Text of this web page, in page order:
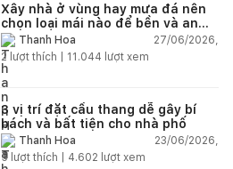
Xây nhà ở vùng hay mưa đá nên
chọn loại mái nào để bền và an
toàn?Thanh Hoa
27/06/2026,
2 lượt thích | 11.044 lượt xem
3 vị trí đặt cầu thang dễ gây bí
bách và bất tiện cho nhà phố
Thanh Hoa
23/06/2026,
5 lượt thích | 4.602 lượt xem